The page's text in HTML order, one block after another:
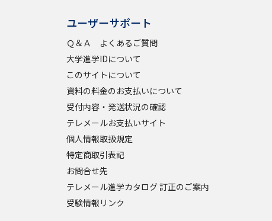
ユーザーサポート
Ｑ＆Ａ よくあるご質問
大学進学IDについて
このサイトについて
資料の料金のお支払いについて
受付内容・発送状況の確認
テレメールお支払いサイト
個人情報取扱規定
特定商取引表記
お問合せ先
テレメール進学カタログ 訂正のご案内
受験情報リンク